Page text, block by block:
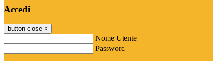
Accedi
button close ×
Nome Utente
Password